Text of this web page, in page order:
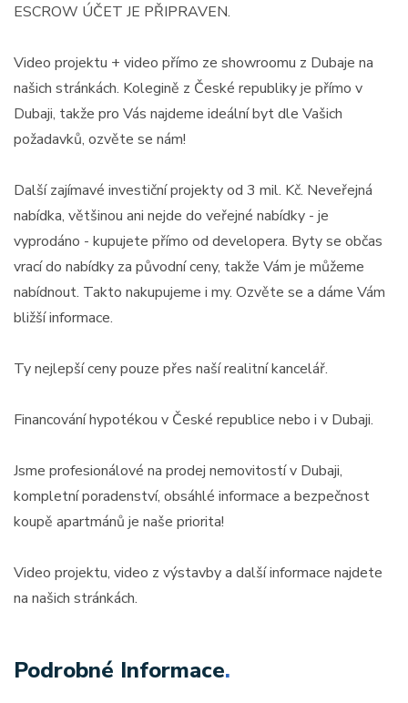
ESCROW ÚČET JE PŘIPRAVEN.
Video projektu + video přímo ze showroomu z Dubaje na
našich stránkách. Kolegině z České republiky je přímo v
Dubaji, takže pro Vás najdeme ideální byt dle Vašich
požadavků, ozvěte se nám!
Další zajímavé investiční projekty od 3 mil. Kč. Neveřejná
nabídka, většinou ani nejde do veřejné nabídky - je
vyprodáno - kupujete přímo od developera. Byty se občas
vrací do nabídky za původní ceny, takže Vám je můžeme
nabídnout. Takto nakupujeme i my. Ozvěte se a dáme Vám
bližší informace.
Ty nejlepší ceny pouze přes naší realitní kancelář.
Financování hypotékou v České republice nebo i v Dubaji.
Jsme profesionálové na prodej nemovitostí v Dubaji,
kompletní poradenství, obsáhlé informace a bezpečnost
koupě apartmánů je naše priorita!
Video projektu, video z výstavby a další informace najdete
na našich stránkách.
Podrobné Informace.